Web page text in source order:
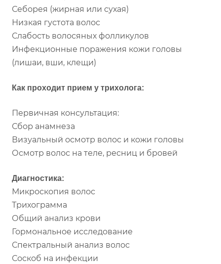
Себорея (жирная или сухая)
Низкая густота волос
Слабость волосяных фолликулов
Инфекционные поражения кожи головы
(лишаи, вши, клещи)
Как проходит прием у трихолога:
Первичная консультация:
Сбор анамнеза
Визуальный осмотр волос и кожи головы
Осмотр волос на теле, ресниц и бровей
Диагностика:
Микроскопия волос
Трихограмма
Общий анализ крови
Гормональное исследование
Спектральный анализ волос
Соскоб на инфекции